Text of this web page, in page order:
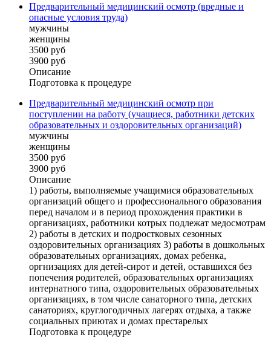
Предварительный медицинский осмотр (вредные и
опасные условия труда)
мужчины
женщины
3500 руб
3900 руб
Описание
Подготовка к процедуре
Предварительный медицинский осмотр при
поступлении на работу (учащиеся, работники детских
образовательных и оздоровительных организаций)
мужчины
женщины
3500 руб
3900 руб
Описание
1) работы, выполняемые учащимися образовательных
организаций общего и профессионального образования
перед началом и в период прохождения практики в
организациях, работники котрых подлежат медосмотрам
2) работы в детских и подростковых сезонных
оздоровительных организациях 3) работы в дошкольных
образовательных организациях, домах ребенка,
оргнизациях для детей-сирот и детей, оставшихся без
попечения родителей, образовательных организациях
интернатного типа, оздоровительных образовательных
организациях, в том числе санаторного типа, детских
санаториях, круглогодичных лагерях отдыха, а также
социальных приютах и домах престарелых
Подготовка к процедуре